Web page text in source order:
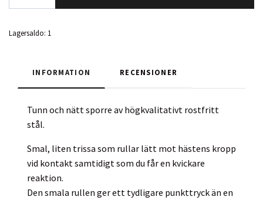
Lagersaldo: 1
INFORMATION RECENSIONER
Tunn och nätt sporre av högkvalitativt rostfritt
stål.
Smal, liten trissa som rullar lätt mot hästens kropp
vid kontakt samtidigt som du får en kvickare
reaktion.
Den smala rullen ger ett tydligare punkttryck än en